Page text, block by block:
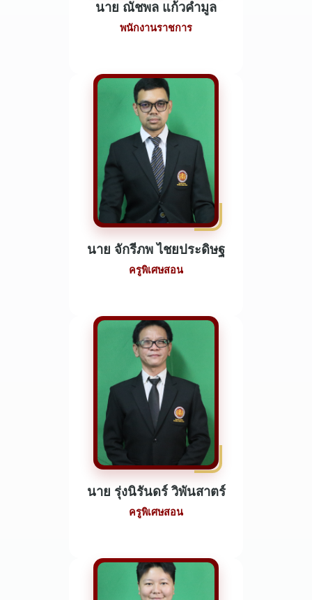
นาย ณัชพล แก้วคำมูล
พนักงานราชการ
นาย จักรีภพ ไชยประดิษฐ
ครูพิเศษสอน
นาย รุ่งนิรันดร์ วิพันสาตร์
ครูพิเศษสอน